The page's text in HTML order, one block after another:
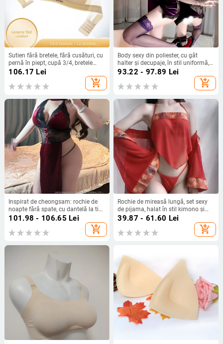
Sutien fără bretele, fără cusături, cu
pernă în piept, cupă 3/4, bretele
detașabile, dublu, nailon cu
106.17 Lei
add_shopping_cart
Body sexy din poliester, cu gât
halter și decupaje, în stil uniformă, o
singură piesă
93.22 - 97.89 Lei
add_shopping_cart
Inspirat de cheongsam: rochie de
noapte fără spate, cu dantelă la tiv
și margine florală – poliester
101.98 - 106.65 Lei
add_shopping_cart
Rochie de mireasă lungă, set sexy
de pijama, halat în stil kimono și
ținută de casă în stil antic pentru
39.87 - 61.60 Lei
add_shopping_cart